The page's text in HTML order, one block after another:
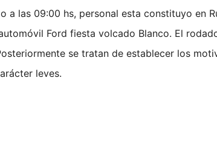
a las 09:00 hs, personal esta constituyo en
Ford fiesta volcado Blanco. El
se tratan de establecer los
leves.